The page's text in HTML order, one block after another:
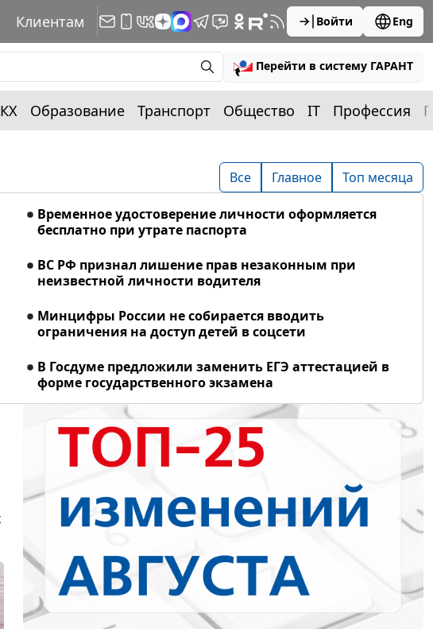
Клиентам Войти Eng
Перейти в систему ГАРАНТ
Образование Транспорт Общество IT Профессия
Все Главное Топ месяца
Временное удостоверение личности оформляется
бесплатно при утрате паспорта
ВС РФ признал лишение прав незаконным при
неизвестной личности водителя
Минцифры России не собирается вводить
ограничения на доступ детей в соцсети
В Госдуме предложили заменить ЕГЭ аттестацией в
форме государственного экзамена